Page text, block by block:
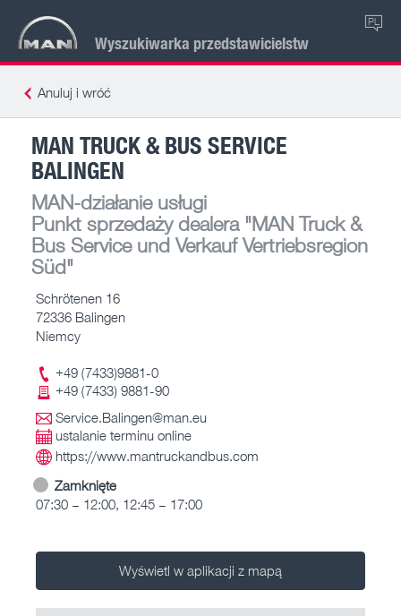
Wyszukiwarka przedstawicielstw
PL
Anuluj i wróć
MAN TRUCK & BUS SERVICE
BALINGEN
MAN-działanie usługi
Punkt sprzedaży dealera"MAN Truck &
Bus Service und Verkauf Vertriebsregion
Süd"
Schrötenen 16
72336 Balingen
Niemcy
+49 (7433)9881-0
+49 (7433) 9881-90
Service.Balingen@man.eu
ustalanie terminu online
https://www.mantruckandbus.com
Zamknięte
07:30 – 12:00, 12:45 – 17:00
Wyświetl w aplikacji z mapą